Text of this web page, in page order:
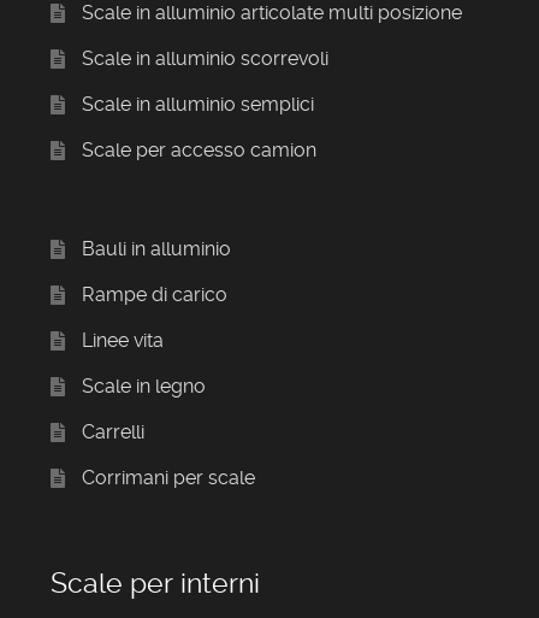
Scale in alluminio articolate multi posizione
Scale in alluminio scorrevoli
Scale in alluminio semplici
Scale per accesso camion
Bauli in alluminio
Rampe di carico
Linee vita
Scale in legno
Carrelli
Corrimani per scale
Scale per interni